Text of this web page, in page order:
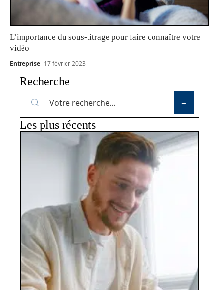
L’importance du sous-titrage pour faire connaître votre
vidéo
Entreprise 17 février 2023
Recherche
Les plus récents